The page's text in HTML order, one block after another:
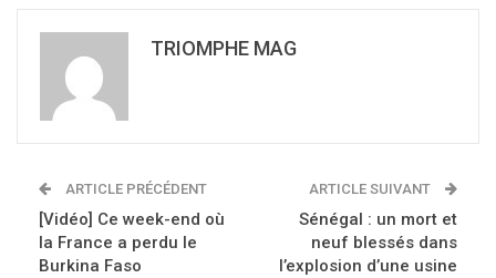
TRIOMPHE MAG
ARTICLE PRÉCÉDENT
[Vidéo] Ce week-end où
la France a perdu le
Burkina Faso
ARTICLE SUIVANT
Sénégal : un mort et
neuf blessés dans
l’explosion d’une usine